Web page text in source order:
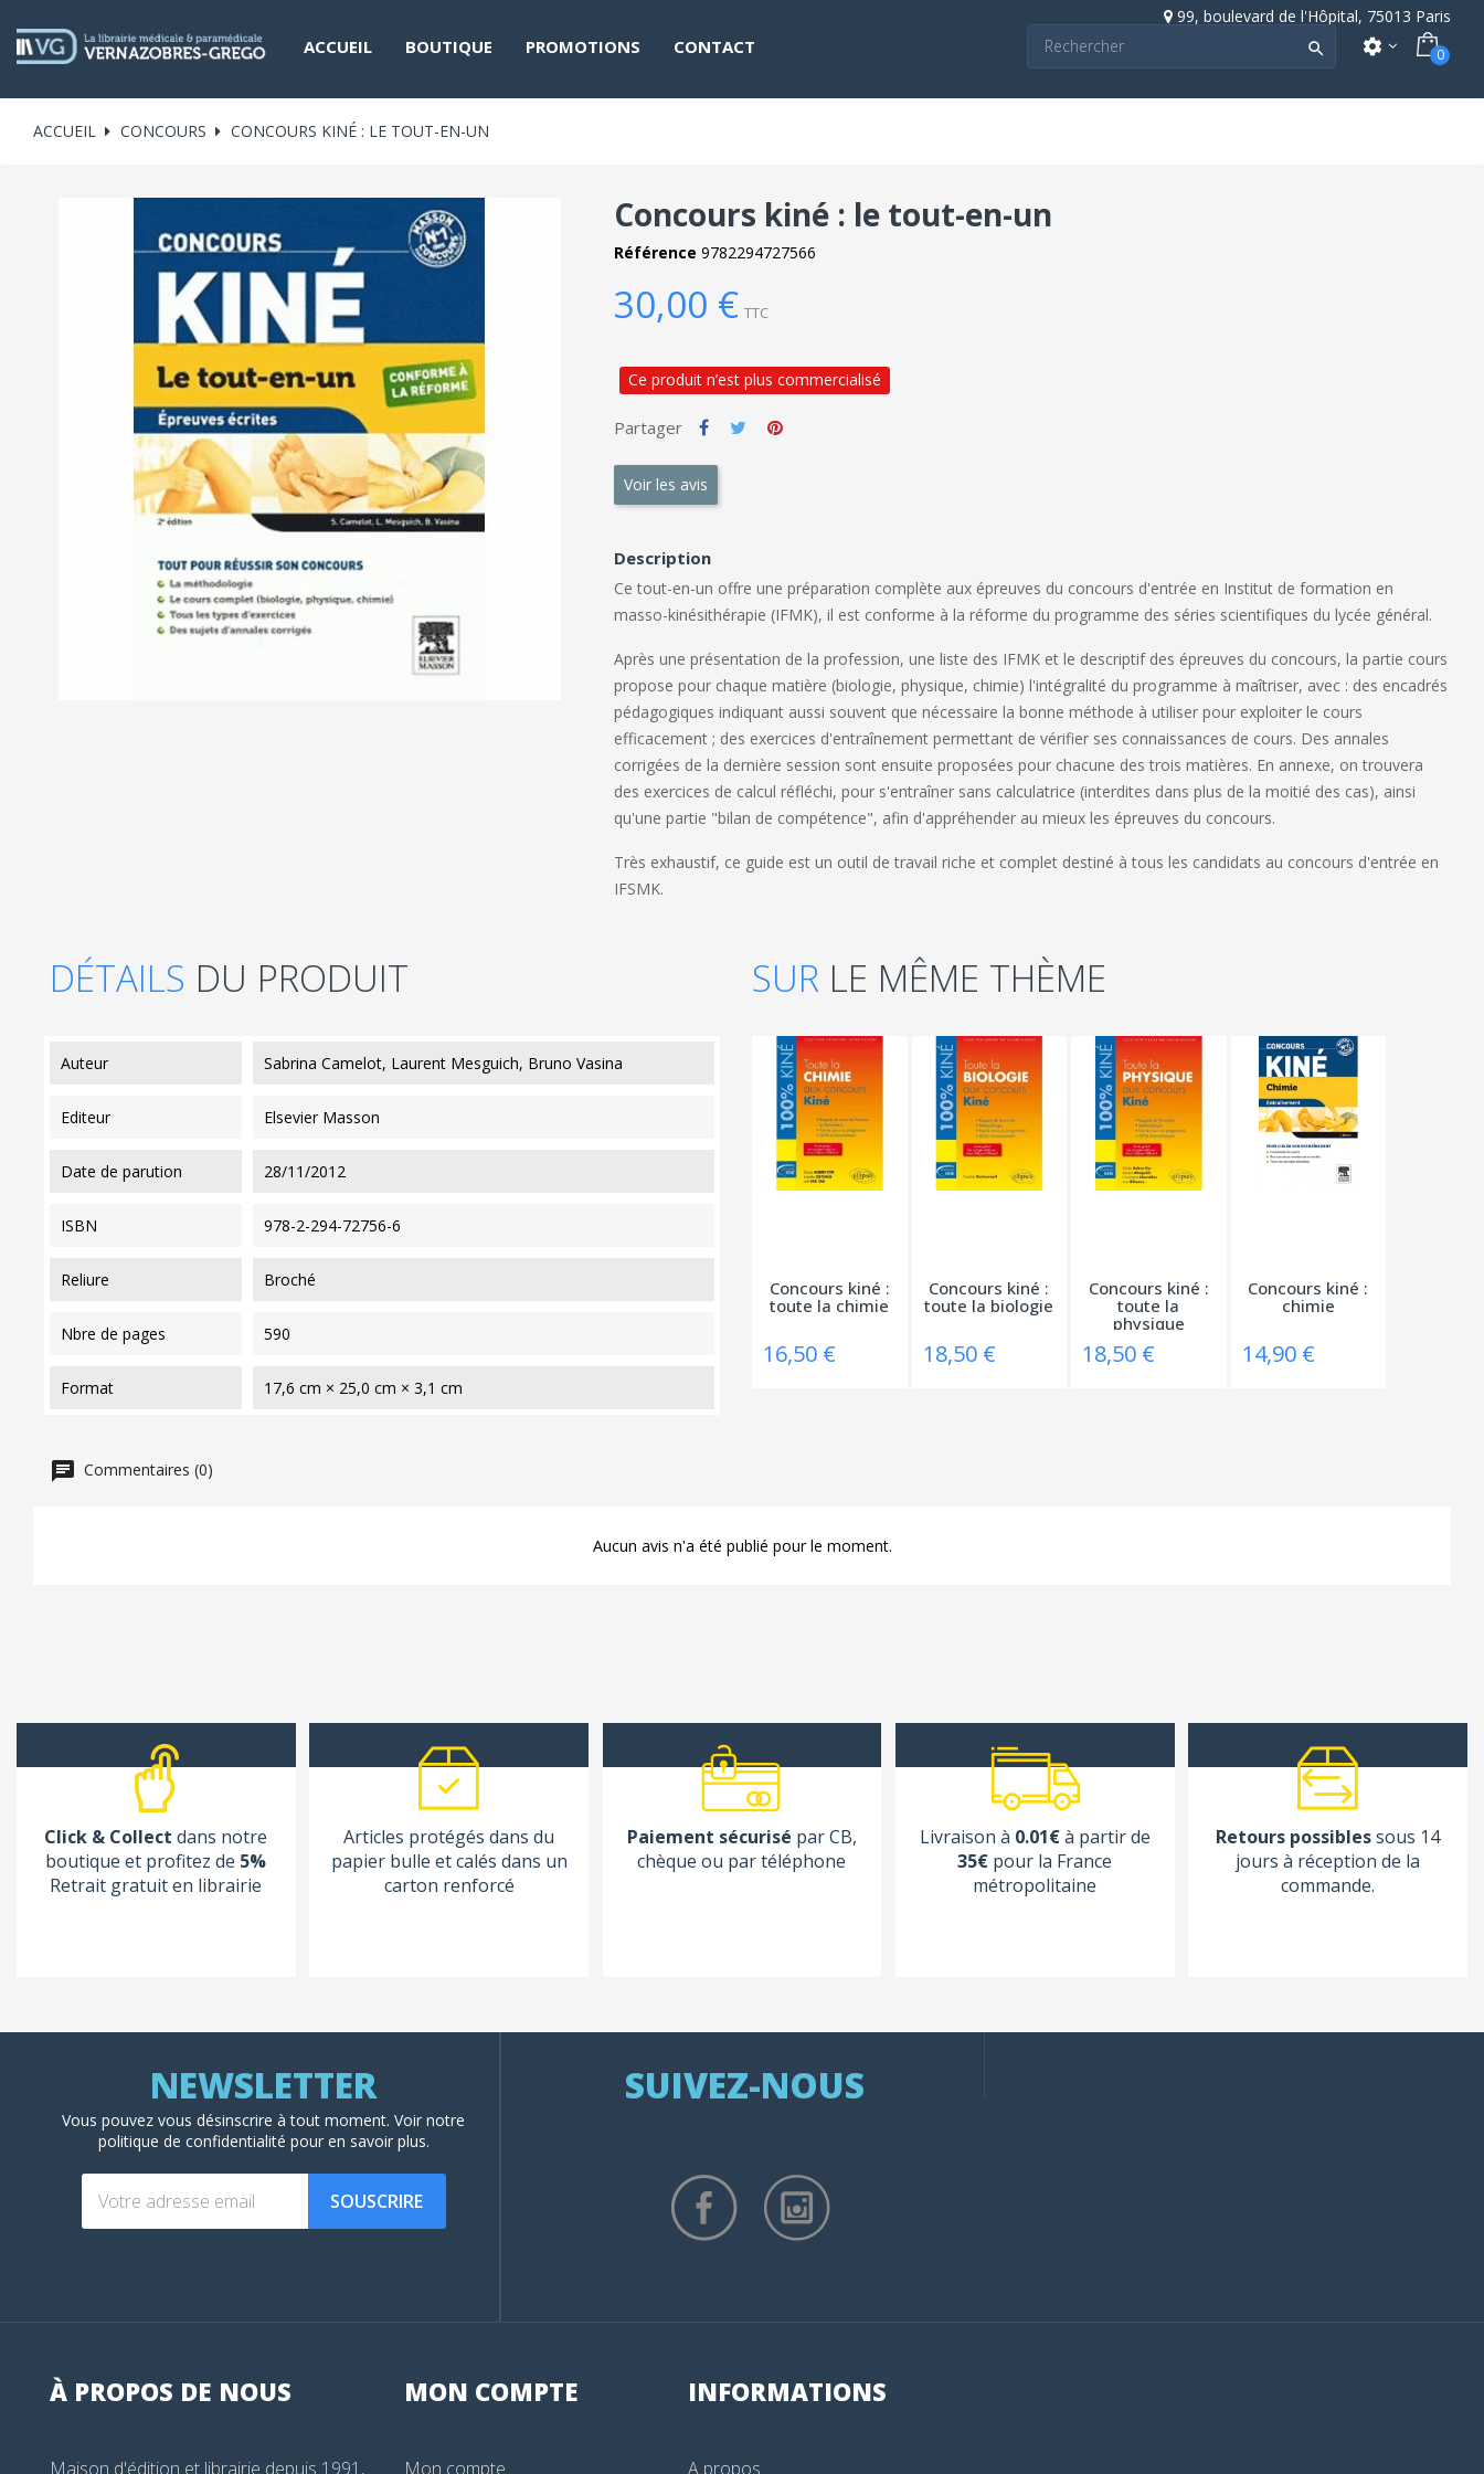
99, boulevard de l'Hôpital, 75013 Paris
ACCUEIL BOUTIQUE PROMOTIONS CONTACT  settings 0
ACCUEIL CONCOURS CONCOURS KINÉ : LE TOUT-EN-UN
Concours kiné : le tout-en-un
Référence 9782294727566
30,00 € TTC
Ce produit n’est plus commercialisé
Partager
Voir les avis
Description
Ce tout-en-un offre une préparation complète aux épreuves du concours d'entrée en Institut de formation en
masso-kinésithérapie (IFMK), il est conforme à la réforme du programme des séries scientifiques du lycée général.
Après une présentation de la profession, une liste des IFMK et le descriptif des épreuves du concours, la partie cours
propose pour chaque matière (biologie, physique, chimie) l'intégralité du programme à maîtriser, avec : des encadrés
pédagogiques indiquant aussi souvent que nécessaire la bonne méthode à utiliser pour exploiter le cours
efficacement ; des exercices d'entraînement permettant de vérifier ses connaissances de cours. Des annales
corrigées de la dernière session sont ensuite proposées pour chacune des trois matières. En annexe, on trouvera
des exercices de calcul réfléchi, pour s'entraîner sans calculatrice (interdites dans plus de la moitié des cas), ainsi
qu'une partie "bilan de compétence", afin d'appréhender au mieux les épreuves du concours.
Très exhaustif, ce guide est un outil de travail riche et complet destiné à tous les candidats au concours d'entrée en
IFSMK.
DÉTAILS DU PRODUIT
auteur Sabrina Camelot, Laurent Mesguich, Bruno Vasina
editeur Elsevier Masson
date de parution 28/11/2012
ISBN 978-2-294-72756-6
reliure Broché
nbre de pages 590
format 17,6 cm × 25,0 cm × 3,1 cm
SUR LE MÊME THÈME
Concours kiné :
toute la chimie
16,50 €
Concours kiné :
toute la biologie
18,50 €
Concours kiné :
toute la
physique
18,50 €
Concours kiné :
chimie
14,90 €
Commentaires (0)
Aucun avis n'a été publié pour le moment.
Click & Collect dans notre
boutique et profitez de 5%
Retrait gratuit en librairie
Articles protégés dans du
papier bulle et calés dans un
carton renforcé
Paiement sécurisé par CB,
chèque ou par téléphone
Livraison à 0.01€à partir de
35€ pour la France
métropolitaine
Retours possiblessous 14
jours à réception de la
commande.
Vous pouvez vous désinscrire à tout moment. Voirnotre
politique de confidentialité pour en savoir plus.
SOUSCRIRE
SUIVEZ-NOUS
À PROPOS DE NOUS
Maison d'édition et librairie depuis 1991,
MON COMPTE
Mon compte
INFORMATIONS
A propos